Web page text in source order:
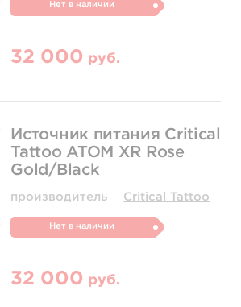
Нет в наличии
32 000 руб.
Источник питания Critical
Tattoo ATOM XR Rose
Gold/Black
производитель Critical Tattoo
Нет в наличии
32 000 руб.